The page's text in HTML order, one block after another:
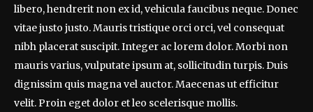
libero, hendrerit non ex id, vehicula faucibus neque. Donec
vitae justo justo. Mauris tristique orci orci, vel consequat
nibh placerat suscipit. Integer ac lorem dolor. Morbi non
mauris varius, vulputate ipsum at, sollicitudin turpis. Duis
dignissim quis magna vel auctor. Maecenas ut efficitur
velit. Proin eget dolor et leo scelerisque mollis.